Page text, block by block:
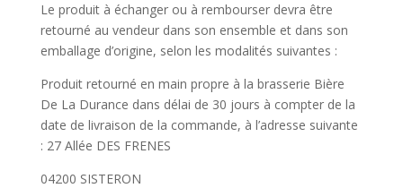
Le produit à échanger ou à rembourser devra être
retourné au vendeur dans son ensemble et dans son
emballage d’origine, selon les modalités suivantes :
Produit retourné en main propre à la brasserie Bière
De La Durance dans délai de 30 jours à compter de la
date de livraison de la commande, à l’adresse suivante
: 27 Allée DES FRENES
04200 SISTERON